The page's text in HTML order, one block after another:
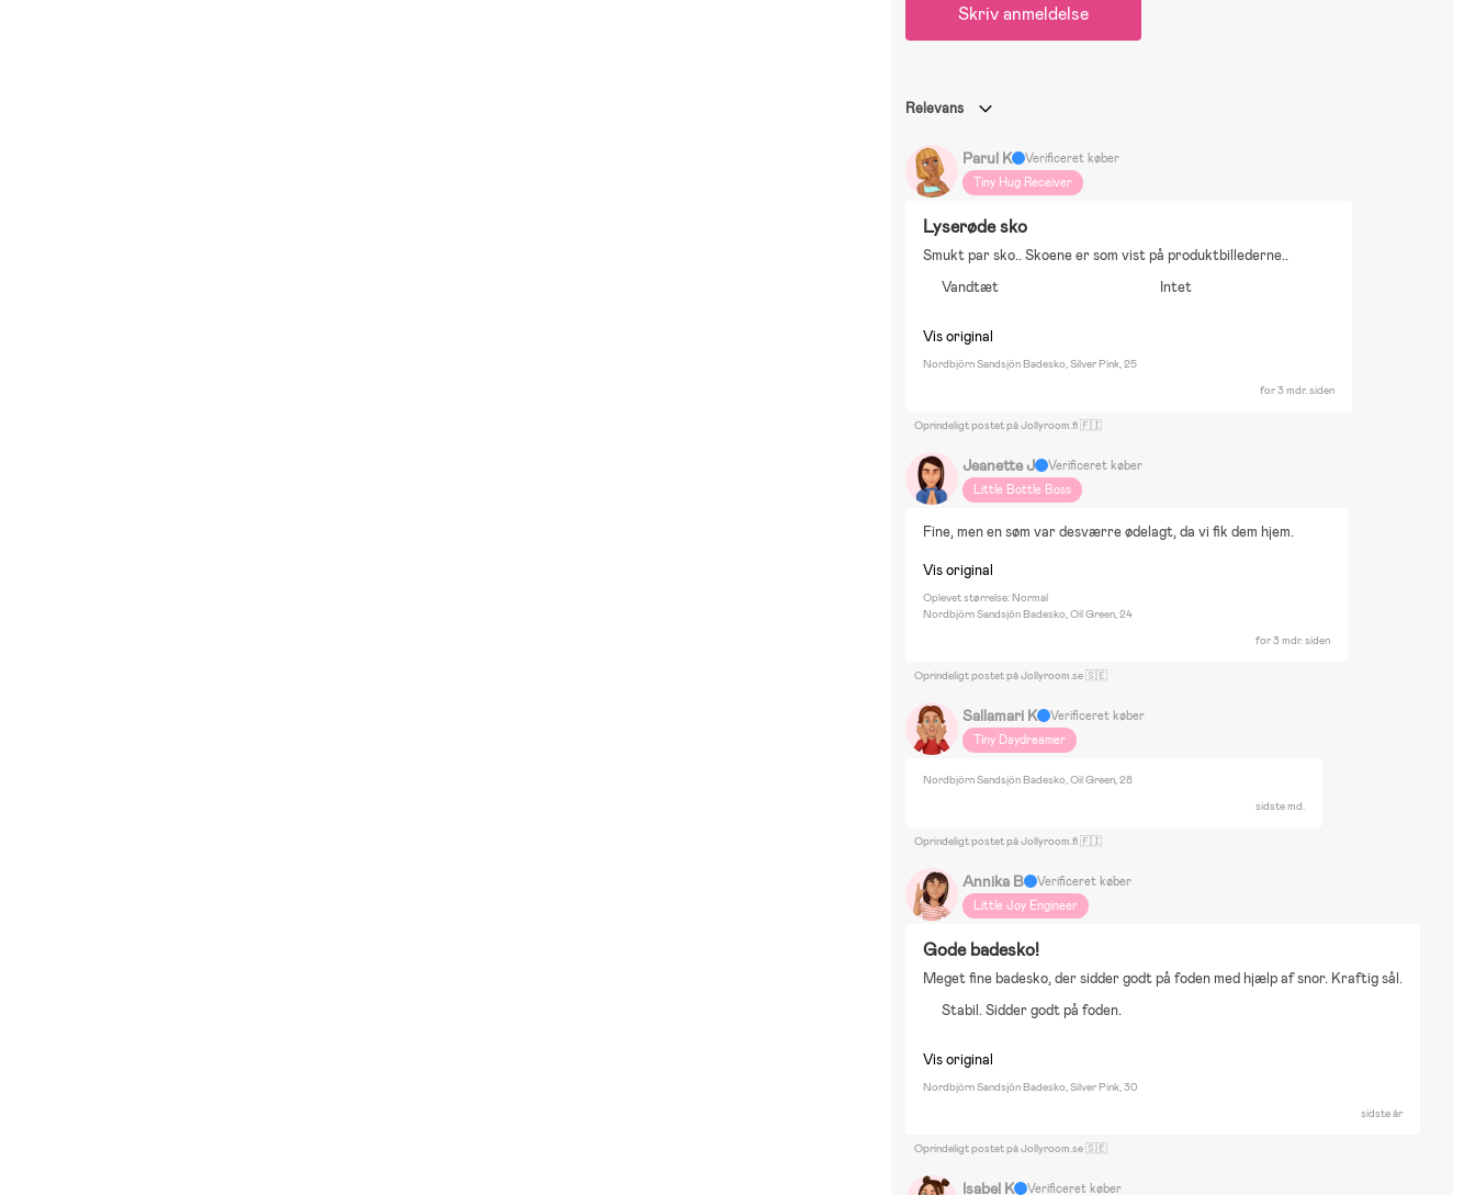
Skriv anmeldelse
Relevans
Parul K
Verificeret køber
Tiny Hug Receiver
Lyserøde sko
Smukt par sko.. Skoene er som vist på produktbillederne..
Vandtæt
Intet
Vis original
Nordbjörn Sandsjön Badesko, Silver Pink, 25
for 3 mdr. siden
Oprindeligt postet på Jollyroom.fi 🇫🇮
Jeanette J
Verificeret køber
Little Bottle Boss
Fine, men en søm var desværre ødelagt, da vi fik dem hjem.
Vis original
Oplevet størrelse: Normal
Nordbjörn Sandsjön Badesko, Oil Green, 24
for 3 mdr. siden
Oprindeligt postet på Jollyroom.se 🇸🇪
Sallamari K
Verificeret køber
Tiny Daydreamer
Nordbjörn Sandsjön Badesko, Oil Green, 28
sidste md.
Oprindeligt postet på Jollyroom.fi 🇫🇮
Annika B
Verificeret køber
Little Joy Engineer
Gode badesko!
Meget fine badesko, der sidder godt på foden med hjælp af snor. Kraftig sål.
Stabil. Sidder godt på foden.
Vis original
Nordbjörn Sandsjön Badesko, Silver Pink, 30
sidste år
Oprindeligt postet på Jollyroom.se 🇸🇪
Isabel K Verificeret køber